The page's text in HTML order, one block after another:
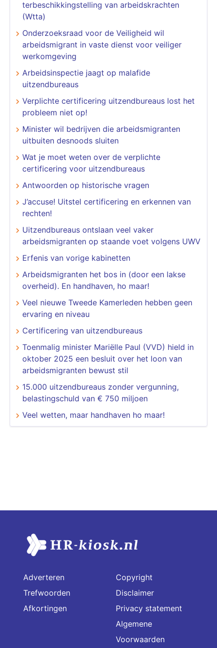
terbeschikkingstelling van arbeidskrachten
(Wtta)
Onderzoeksraad voor de Veiligheid wil
arbeidsmigrant in vaste dienst voor veiliger
werkomgeving
Arbeidsinspectie jaagt op malafide
uitzendbureaus
Verplichte certificering uitzendbureaus lost het
probleem niet op!
Minister wil bedrijven die arbeidsmigranten
uitbuiten desnoods sluiten
Wat je moet weten over de verplichte
certificering voor uitzendbureaus
Antwoorden op historische vragen
J’accuse! Uitstel certificering en erkennen van
rechten!
Uitzendbureaus ontslaan veel vaker
arbeidsmigranten op staande voet volgens UWV
Erfenis van vorige kabinetten
Arbeidsmigranten het bos in (door een lakse
overheid). En handhaven, ho maar!
Veel nieuwe Tweede Kamerleden hebben geen
ervaring en niveau
Certificering van uitzendbureaus
Toenmalig minister Mariëlle Paul (VVD) hield in
oktober 2025 een besluit over het loon van
arbeidsmigranten bewust stil
15.000 uitzendbureaus zonder vergunning,
belastingschuld van € 750 miljoen
Veel wetten, maar handhaven ho maar!
Adverteren
Trefwoorden
Afkortingen
Copyright
Disclaimer
Privacy statement
Algemene
Voorwaarden